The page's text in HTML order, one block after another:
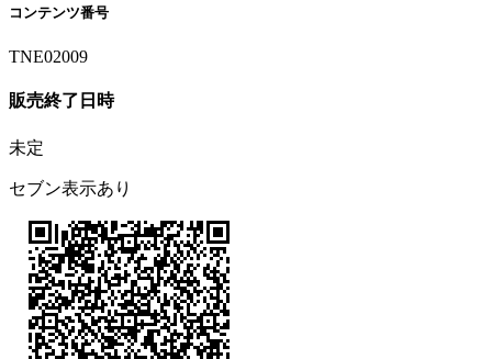
コンテンツ番号
TNE02009
販売終了日時
未定
セブン表示あり